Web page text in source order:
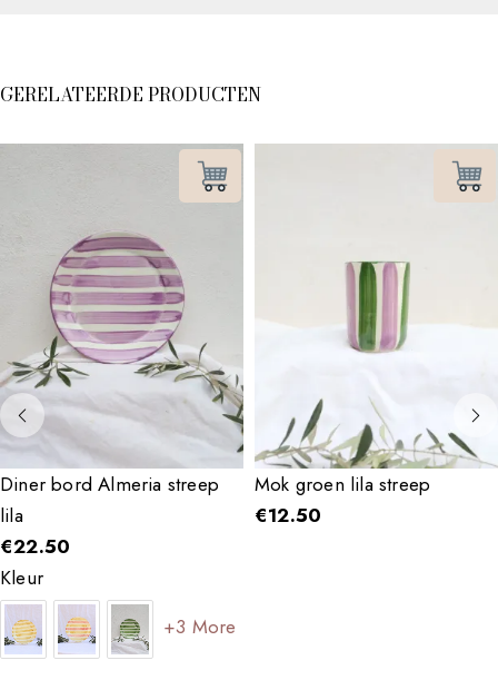
GERELATEERDE PRODUCTEN
Diner bord Almeria streep
lila
€22.50
Kleur
+3 More
Mok groen lila streep
€12.50